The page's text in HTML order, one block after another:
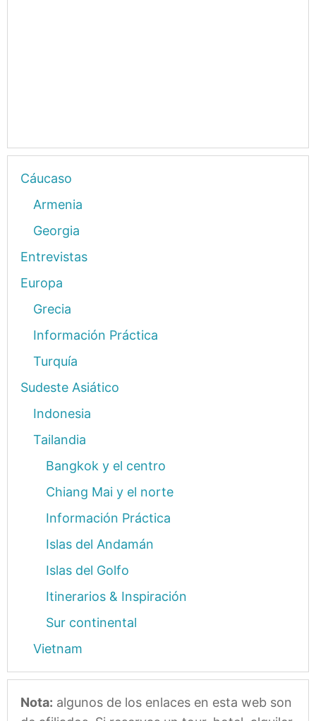
Cáucaso
Armenia
Georgia
Entrevistas
Europa
Grecia
Información Práctica
Turquía
Sudeste Asiático
Indonesia
Tailandia
Bangkok y el centro
Chiang Mai y el norte
Información Práctica
Islas del Andamán
Islas del Golfo
Itinerarios & Inspiración
Sur continental
Vietnam
Nota: algunos de los enlaces en esta web son